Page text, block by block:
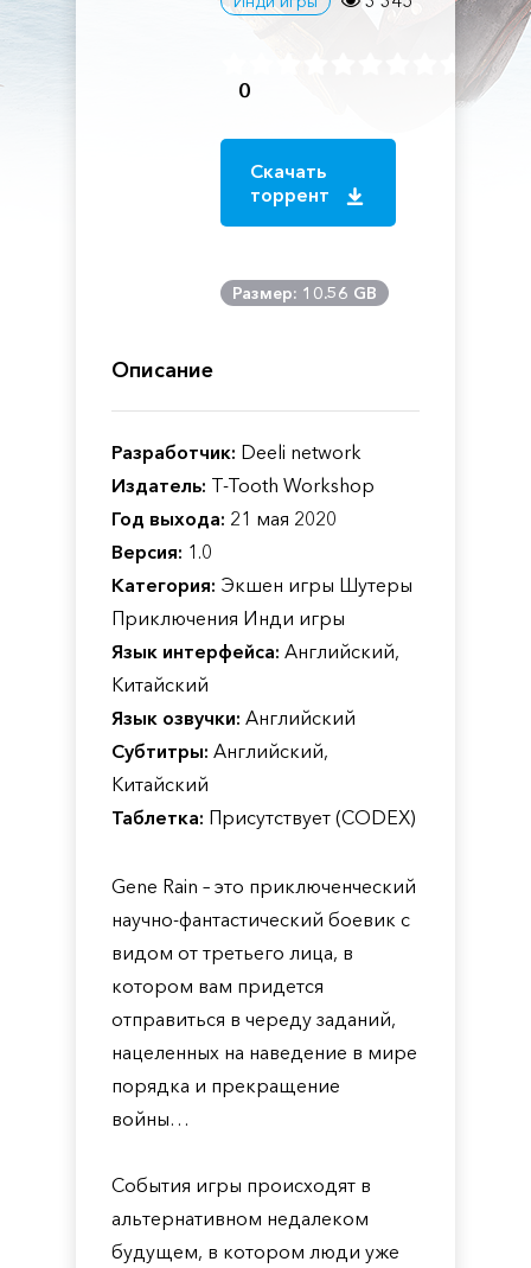
0
Скачать
торрент
Размер: 10.56 GB
Описание
Разработчик: Deeli network
Издатель: T-Tooth Workshop
Год выхода: 21 мая 2020
Версия: 1.0
Категория: Экшен игры Шутеры
Приключения Инди игры
Язык интерфейса: Английский,
Китайский
Язык озвучки: Английский
Субтитры: Английский,
Китайский
Таблетка: Присутствует (CODEX)
Gene Rain – это приключенческий
научно-фантастический боевик с
видом от третьего лица, в
котором вам придется
отправиться в череду заданий,
нацеленных на наведение в мире
порядка и прекращение
войны…
События игры происходят в
альтернативном недалеком
будущем, в котором люди уже